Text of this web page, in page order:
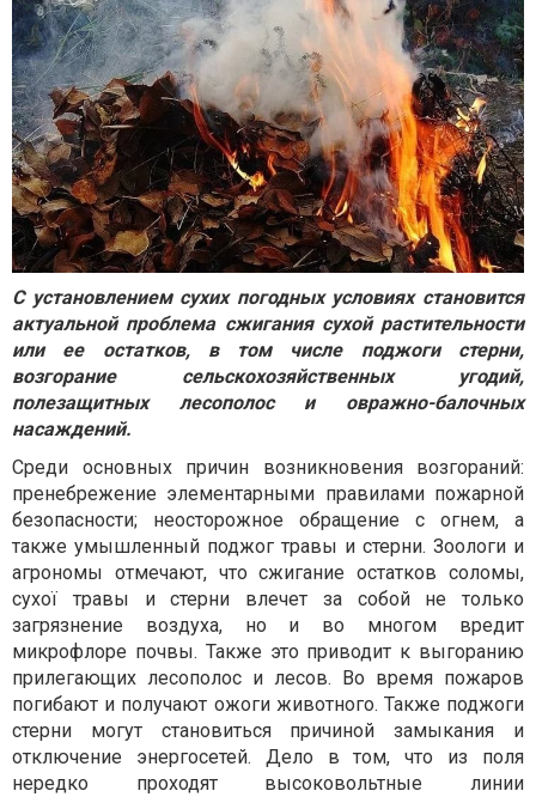
С установлением сухих погодных условиях становится
актуальной проблема сжигания сухой растительности
или ее остатков, в том числе поджоги стерни,
возгорание сельскохозяйственных угодий,
полезащитных лесополос и овражно-балочных
насаждений.
Среди основных причин возникновения возгораний:
пренебрежение элементарными правилами пожарной
безопасности; неосторожное обращение с огнем, а
также умышленный поджог травы и стерни. Зоологи и
агрономы отмечают, что сжигание остатков соломы,
cyxoï травы и стерни влечет за собой не только
загрязнение воздуха, но и во многом вредит
микрофлоре почвы. Также это приводит к выгоранию
прилегающих лесополос и лесов. Во время пожаров
погибают и получают ожоги животного. Также поджоги
стерни могут становиться причиной замыкания и
отключение энергосетей. Дело в том, что из поля
нередко проходят высоковольтные линии